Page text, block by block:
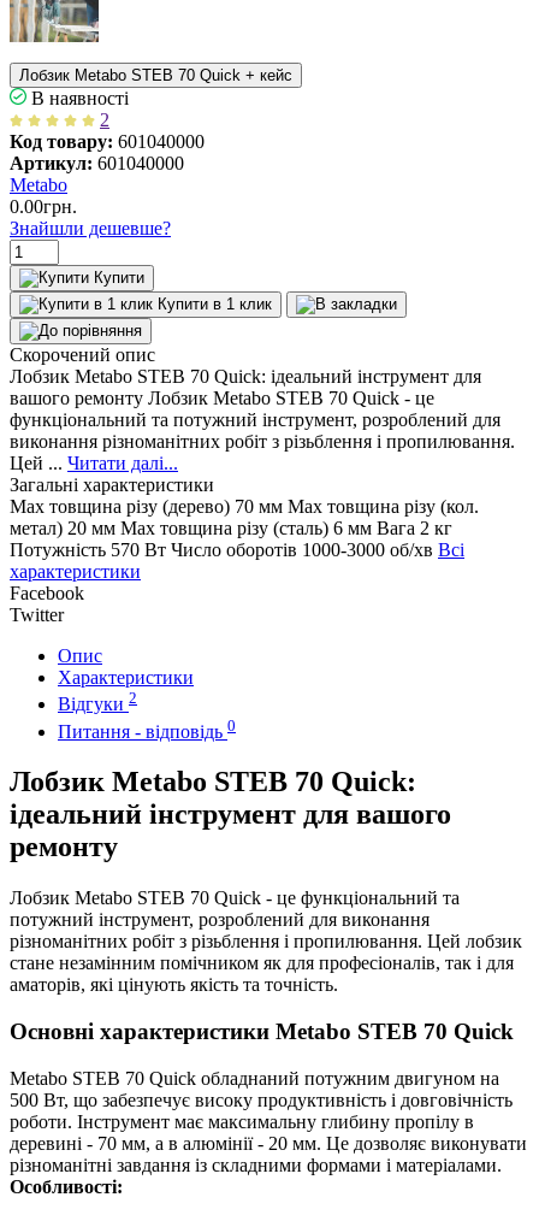
Лобзик Metabo STEB 70 Quick + кейс
В наявності
2
Код товару: 601040000
Артикул: 601040000
Metabo
0.00грн.
Знайшли дешевше?
Купити
Купити в 1 клик
Скорочений опис
Лобзик Metabo STEB 70 Quick: ідеальний інструмент для
вашого ремонту Лобзик Metabo STEB 70 Quick - це
функціональний та потужний інструмент, розроблений для
виконання різноманітних робіт з різьблення і пропилювання.
Цей ... Читати далі...
Загальні характеристики
Max товщина різу (дерево) 70 мм Max товщина різу (кол.
метал) 20 мм Max товщина різу (сталь) 6 мм Вага 2 кг
Потужність 570 Вт Число оборотів 1000-3000 об/хв Всі
характеристики
Facebook
Twitter
Опис
Характеристики
Відгуки 2
Питання - відповідь 0
Лобзик Metabo STEB 70 Quick:
ідеальний інструмент для вашого
ремонту
Лобзик Metabo STEB 70 Quick - це функціональний та
потужний інструмент, розроблений для виконання
різноманітних робіт з різьблення і пропилювання. Цей лобзик
стане незамінним помічником як для професіоналів, так і для
аматорів, які цінують якість та точність.
Основні характеристики Metabo STEB 70 Quick
Metabo STEB 70 Quick обладнаний потужним двигуном на
500 Вт, що забезпечує високу продуктивність і довговічність
роботи. Інструмент має максимальну глибину пропілу в
деревині - 70 мм, а в алюмінії - 20 мм. Це дозволяє виконувати
різноманітні завдання із складними формами і матеріалами.
Особливості: